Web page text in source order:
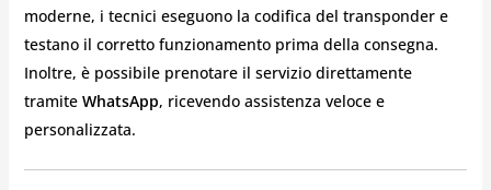
moderne, i tecnici eseguono la codifica del transponder e
testano il corretto funzionamento prima della consegna.
Inoltre, è possibile prenotare il servizio direttamente
tramite WhatsApp, ricevendo assistenza veloce e
personalizzata.